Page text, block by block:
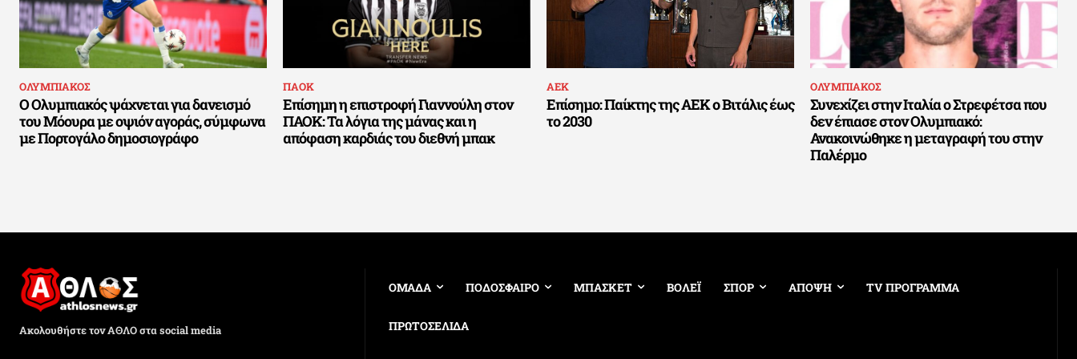
ΟΛΥΜΠΙΑΚΟΣ
Ο Ολυμπιακός ψάχνεται για δανεισμό
του Μόουρα με οψιόν αγοράς, σύμφωνα
με Πορτογάλο δημοσιογράφο
ΠΑΟΚ
Επίσημη η επιστροφή Γιαννούλη στον
ΠΑΟΚ: Τα λόγια της μάνας και η
απόφαση καρδιάς του διεθνή μπακ
ΑΕΚ
Επίσημο: Παίκτης της ΑΕΚ ο Βιτάλις έως
το 2030
ΟΛΥΜΠΙΑΚΟΣ
Συνεχίζει στην Ιταλία ο Στρεφέτσα που
δεν έπιασε στον Ολυμπιακό:
Ανακοινώθηκε η μεταγραφή του στην
Παλέρμο
Ακολουθήστε τον ΑΘΛΟ στα social media
ΟΜΑΔΑ ΠΟΔΟΣΦΑΙΡΟ ΜΠΑΣΚΕΤ ΒΟΛΕΪ ΣΠΟΡ ΑΠΟΨΗ TV ΠΡΟΓΡΑΜΜΑ
ΠΡΩΤΟΣΕΛΙΔΑ